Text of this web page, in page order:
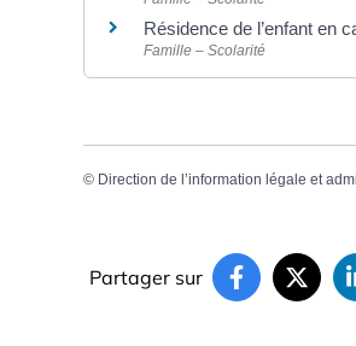
Résidence de l’enfant en
Famille – Scolarité
© Direction de l’information légale et
Partager sur